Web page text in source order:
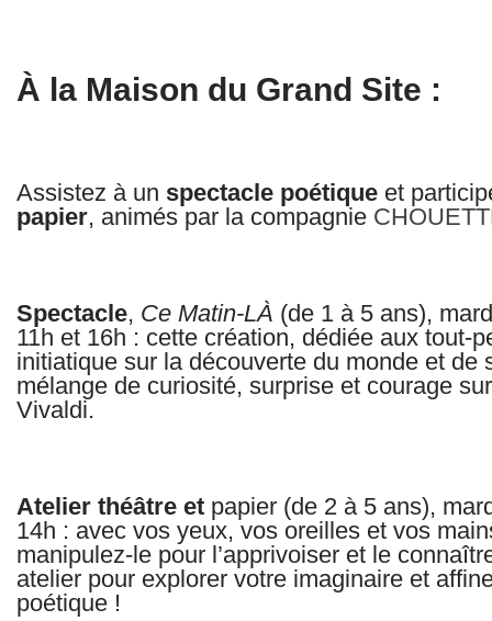
À la Maison du Grand Site :
Assistez à un spectacle poétique et
papier, animés par la compagnie
Spectacle, Ce Matin-LÀ (de 1 à 5 ans),
11h et 16h : cette création, dédiée aux tout-
initiatique sur la découverte du monde et de
mélange de curiosité, surprise et courage
Vivaldi.
Atelier théâtre et papier (de 2 à 5 ans),
14h : avec vos yeux, vos oreilles et vos
manipulez-le pour l’apprivoiser et le
atelier pour explorer votre imaginaire et
poétique !